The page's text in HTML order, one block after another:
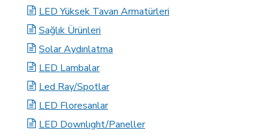
LED Yüksek Tavan Armatürleri
Sağlık Ürünleri
Solar Aydınlatma
LED Lambalar
Led Ray/Spotlar
LED Floresanlar
LED Downlıght/Paneller